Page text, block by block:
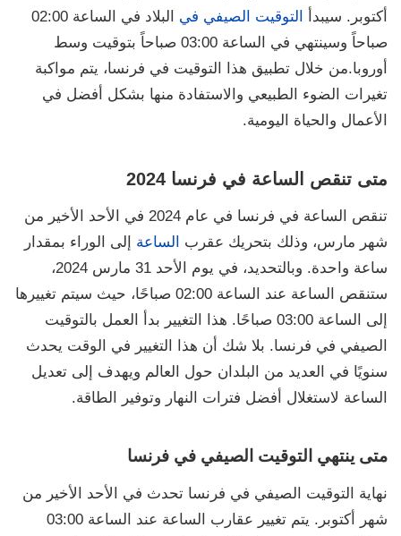
أكتوبر. سيبدأ
التوقيت الصيفي في
البلاد في الساعة 02:00
صباحاً وسينتهي في الساعة 03:00 صباحاً بتوقيت وسط
أوروبا.من خلال تطبيق هذا التوقيت في فرنسا، يتم مواكبة
تغيرات الضوء الطبيعي والاستفادة منها بشكل أفضل في
الأعمال والحياة اليومية.
متى تنقص الساعة في فرنسا 2024
تنقص الساعة في فرنسا في عام 2024 في الأحد الأخير من
شهر مارس، وذلك بتحريك عقرب
الساعة إلى الوراء بمقدار
ساعة واحدة. وبالتحديد، في يوم الأحد 31 مارس 2024،
ستنقص الساعة عند الساعة 02:00 صباحًا، حيث سيتم تغييرها
إلى الساعة 03:00 صباحًا. هذا التغيير بدأ العمل بالتوقيت
الصيفي في فرنسا. بلا شك أن هذا التغيير في الوقت يحدث
سنويًا في العديد من البلدان حول العالم ويهدف إلى تعديل
الساعة لاستغلال أفضل فترات النهار وتوفير الطاقة.
متى ينتهي التوقيت الصيفي في فرنسا
نهاية التوقيت الصيفي في فرنسا تحدث في الأحد الأخير من
شهر أكتوبر. يتم تغيير عقارب الساعة عند الساعة 03:00